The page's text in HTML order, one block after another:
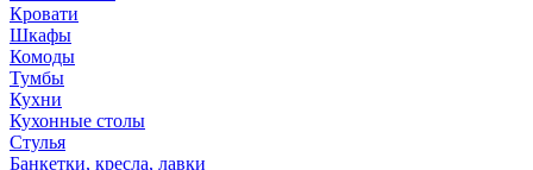
Кровати
Шкафы
Комоды
Тумбы
Кухни
Кухонные столы
Стулья
Банкетки, кресла, лавки